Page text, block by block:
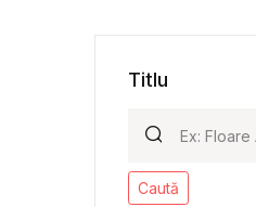
Titlu
Caută